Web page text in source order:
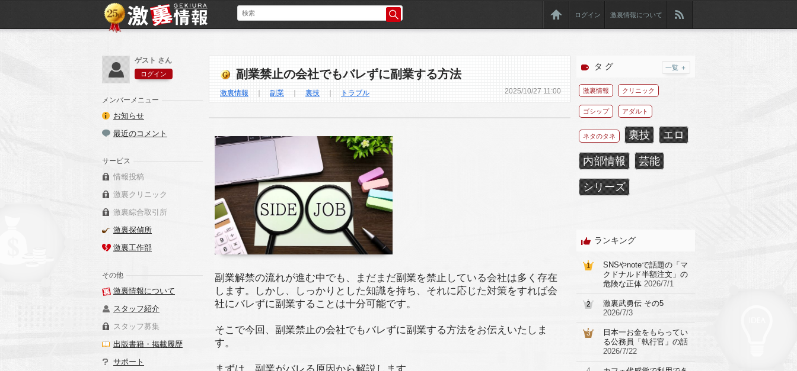
ログイン 激裏情報について
副業禁止の会社でもバレずに副業する方法
激裏情報 副業 裏技 トラブル 2025/10/27 11:00
副業解禁の流れが進む中でも、まだまだ副業を禁止している会社は多く存在
します。しかし、しっかりとした知識を持ち、それに応じた対策をすれば会
社にバレずに副業することは十分可能です。
そこで今回、副業禁止の会社でもバレずに副業する方法をお伝えいたしま
す。
ゲスト さん
ログイン
メンバーメニュー
お知らせ
最近のコメント
サービス
情報投稿
激裏クリニック
激裏綜合取引所
激裏探偵所
激裏工作部
その他
激裏情報について
スタッフ紹介
スタッフ募集
出版書籍・掲載履歴
サポート
タ グ 一覧 ＋
激裏情報 クリニック
ゴシップ アダルト
ネタのタネ 裏技 エロ
内部情報 芸能
シリーズ
ランキング
1
SNSやnoteで話題の「マ
クドナルド半額注文」の
危険な正体 2026/7/1
2
激裏武勇伝 その5
2026/7/3
3
日本一お金をもらってい
る公務員「執行官」の話
2026/7/22